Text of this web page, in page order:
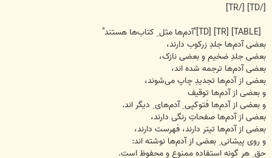
[/TD] [/TR]
[TABLE] [TR] [TD]"آدم‌ها مثل ِ کتاب‌ها هستند"
بعضی آدم‌ها جلدِ زرکوب دارند،
بعضی جلدِ ضخیم و بعضی نازک،
بعضی آدم‌ها ترجمه شده اند،
بعضی از آدم‌ها تجدیدِ چاپ می‌شوند،
و بعضی از آدم‌ها توقیف
و بعضی از آدم‌ها فتوکپی ِ آدم‌های ِ دیگر اند.
بعضی از آدم‌ها صفحاتِ رنگی دارند،
بعضی از آدم‌ها تیتر دارند، فهرست دارند،
و روی پیشانی ِ بعضی از آدم‌ها نوشته اند:
حق ِ هر گونه استفاده ممنوع و محفوظ است.